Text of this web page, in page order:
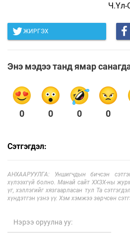
Ч.Үл-
ЖИРГЭХ
Энэ мэдээ танд ямар
0 0 0 0
Сэтгэгдэл:
АНХААРУУЛГА: Уншигчдын бичсэн
хүлээхгүй болно. Манай сайт ХХЗХ-ны
үг, хэллэгийг хязгаарласан тул Та
хүндэтгэн үзнэ үү. Хэм хэмжээ зөрчсөн